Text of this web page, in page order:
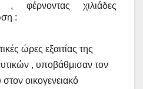
φέρνοντας χιλιάδες
:
ώρες εξαιτίας της
, υποβάθμισαν τον
οικογενειακό